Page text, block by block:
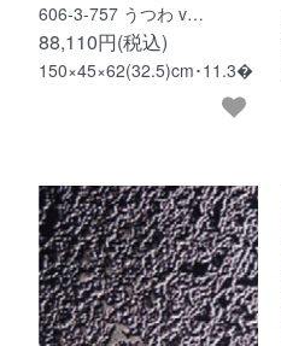
606-3-757 うつわ v…
88,110円(税込)
150×45×62(32.5)cm･11.3�